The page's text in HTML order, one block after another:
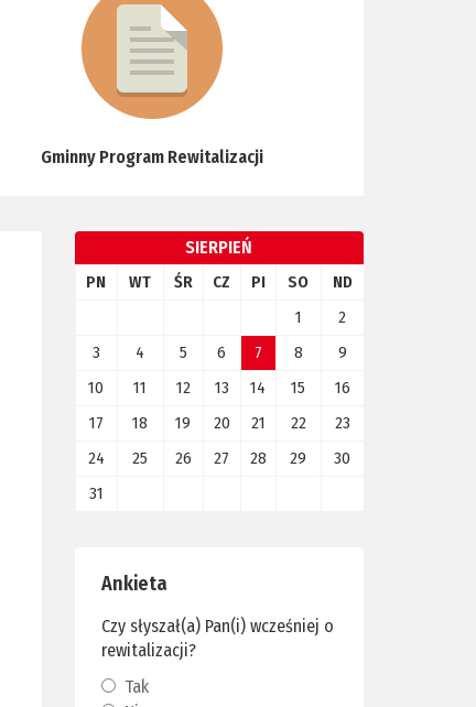
Gminny Program Rewitalizacji
SIERPIEŃ
PN WT ŚR CZ PI SO
ND
1
2
3
4 5 6 7 8
9
10
11 12 13 14 15
16
17
18 19 20 21 22
23
24
25 26 27 28 29
30
31
Ankieta
Czy słyszał(a) Pan(i) wcześniej o
rewitalizacji?
Tak